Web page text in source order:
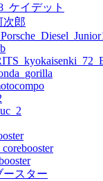
ケイデット
次郎
ースター